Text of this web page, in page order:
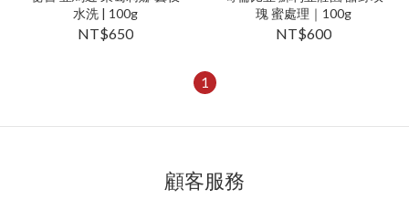
水洗 | 100g
NT$650
瑰 蜜處理｜100g
NT$600
1
顧客服務